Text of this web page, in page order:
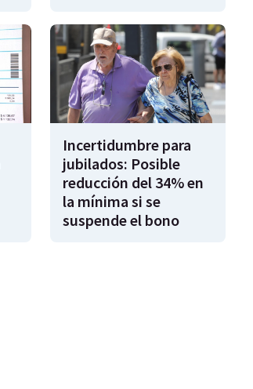
Incertidumbre para
jubilados: Posible
reducción del 34% en
la mínima si se
suspende el bono